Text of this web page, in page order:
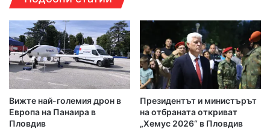
Вижте най-големия дрон в
Европа на Панаира в
Пловдив
Президентът и министърът
на отбраната откриват
„Хемус 2026“ в Пловдив